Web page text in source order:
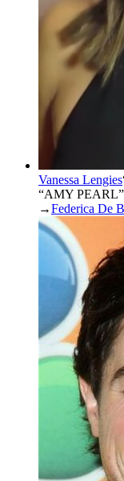
Vanessa Lengies
“AMY PEARL”
→Federica De